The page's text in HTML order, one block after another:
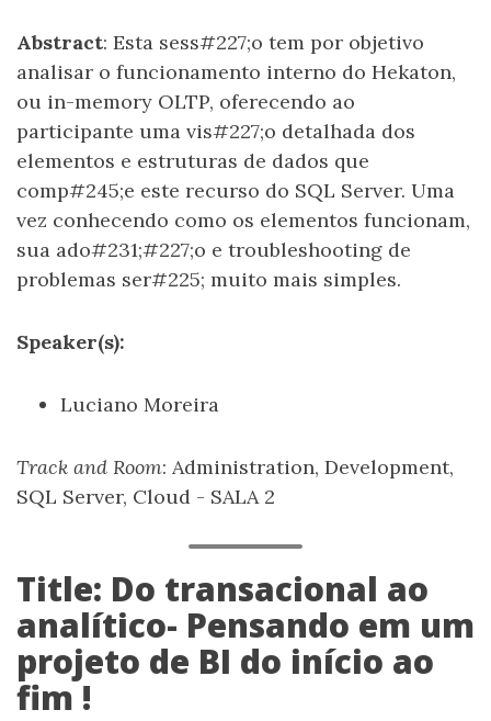
Abstract: Esta sess#227;o tem por objetivo
analisar o funcionamento interno do Hekaton,
ou in-memory OLTP, oferecendo ao
participante uma vis#227;o detalhada dos
elementos e estruturas de dados que
comp#245;e este recurso do SQL Server. Uma
vez conhecendo como os elementos funcionam,
sua ado#231;#227;o e troubleshooting de
problemas ser#225; muito mais simples.
Speaker(s):
Luciano Moreira
Track and Room: Administration, Development,
SQL Server, Cloud - SALA 2
Title: Do transacional ao
analítico- Pensando em um
projeto de BI do início ao
fim !